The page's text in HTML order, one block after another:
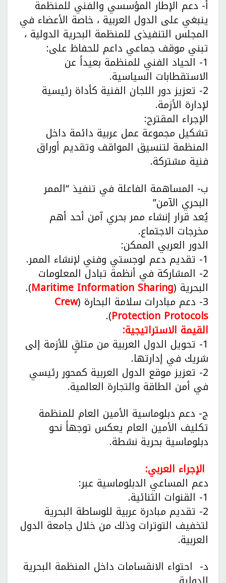
أ- دعم الإطار المؤسسي والفني للمنظمة
ينبغي على الدول العربية ، خاصة الأعضاء في
المجلس التنفيذى للمنظمة البحرية الدولية ،
تبني موقف جماعي داعم للحفاظ على:
1- الحياد الفني للمنظمة بعيداً عن
الاستقطابات السياسية.
2- تعزيز دور اللجان الفنية كأداة رئيسية
لإدارة الأزمة.
الإجراء المقترح:
تشكيل مجموعة عمل عربية دائمة داخل
المنظمة لتنسيق المواقف وتقديم أوراق
فنية مشتركة.
ب- المساهمة الفاعلة في تنفيذ “الممر
البحري الآمن”
يُعد قرار إنشاء ممر بحري آمن أحد أهم
مخرجات الاجتماع.
الدور العربي الممكن:
1- تقديم دعم لوجستي وفني لإنشاء الممر.
2- المشاركة في أنظمة تبادل المعلومات
البحرية (Maritime Information Sharing
).
3- دعم مبادرات سلامة البحارة ( Crew
Protection Protocols
).
القيمة الاستراتيجية:
1- تحويل الدول العربية من متلقٍ للأزمة إلى
شريك في إدارتها.
2- تعزيز موقع الدول العربية كمحور رئيسي
في أمن الطاقة والتجارة العالمية.
ج- دعم دبلوماسية الأمين العام للمنظمة
تكليف الأمين العام يعكس توجهاً نحو
دبلوماسية بحرية نشطة.
الإجراء العربي:
دعم المساعي الدبلوماسية عبر:
1- القنوات الثنائية.
2- تقديم مبادرة عربية للوساطة البحرية
لتخفيف التوترات وذلك من خلال جامعة الدول
العربية.
د- احتواء الانقسامات داخل المنظمة البحرية